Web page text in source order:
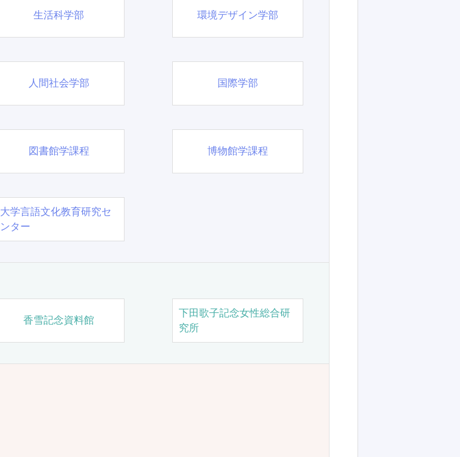
生活科学部 環境デザイン学部
人間社会学部 国際学部
図書館学課程 博物館学課程
大学言語文化教育研究セ
ンター
香雪記念資料館
下田歌子記念女性総合研
究所